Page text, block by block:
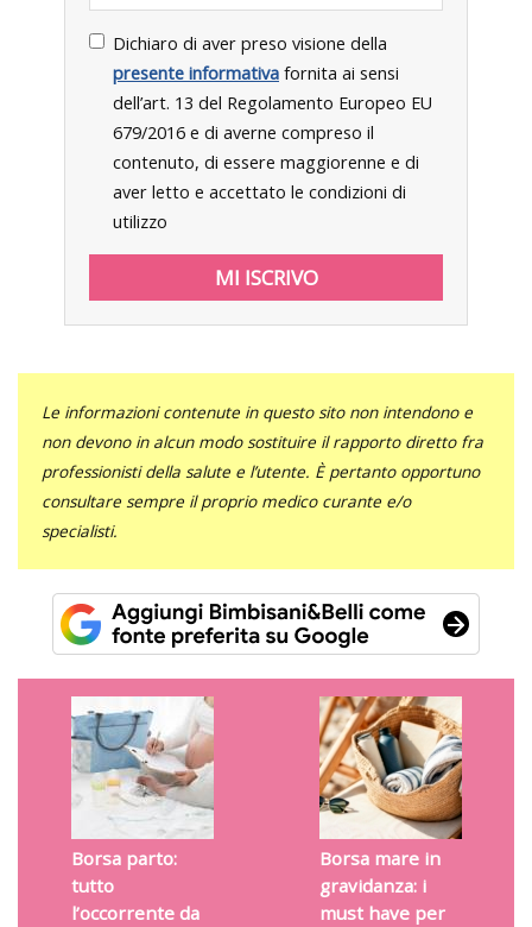
Dichiaro di aver preso visione della
presente informativa fornita ai sensi
dell’art. 13 del Regolamento Europeo EU
679/2016 e di averne compreso il
contenuto, di essere maggiorenne e di
aver letto e accettato le condizioni di
utilizzo
Le informazioni contenute in questo sito non intendono e
non devono in alcun modo sostituire il rapporto diretto fra
professionisti della salute e l’utente. È pertanto opportuno
consultare sempre il proprio medico curante e/o
specialisti.
Borsa parto:
tutto
l’occorrente da
Borsa mare in
gravidanza: i
must have per